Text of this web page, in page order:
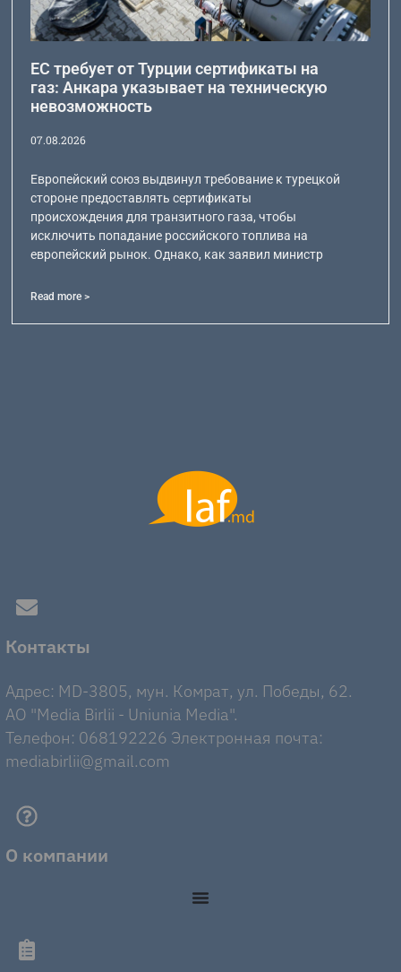
ЕС требует от Турции сертификаты на
газ: Анкара указывает на техническую
невозможность
07.08.2026
Европейский союз выдвинул требование к турецкой
стороне предоставлять сертификаты
происхождения для транзитного газа, чтобы
исключить попадание российского топлива на
европейский рынок. Однако, как заявил министр
Read more >
Контакты
Адрес: MD-3805, мун. Комрат, ул. Победы, 62.
AO "Media Birlii - Uniunia Media".
Телефон: 068192226 Электронная почта:
mediabirlii@gmail.com
О компании